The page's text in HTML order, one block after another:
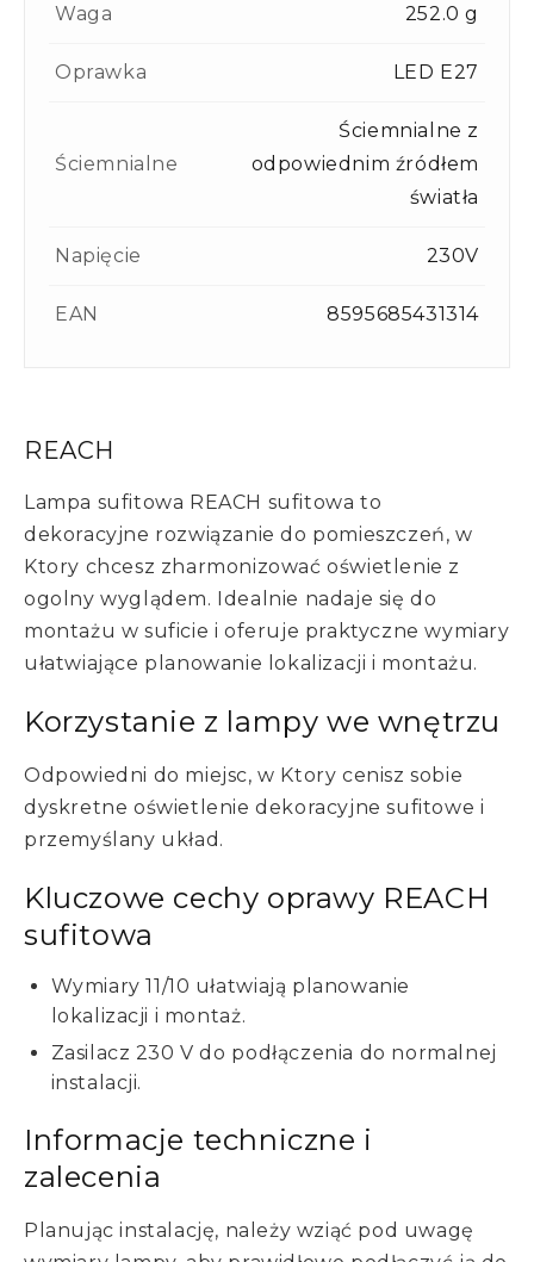
REACH
Lampa sufitowa REACH sufitowa to
dekoracyjne rozwiązanie do pomieszczeń, w
Ktory chcesz zharmonizować oświetlenie z
ogolny wyglądem. Idealnie nadaje się do
montażu w suficie i oferuje praktyczne wymiary
ułatwiające planowanie lokalizacji i montażu.
Korzystanie z lampy we wnętrzu
Odpowiedni do miejsc, w Ktory cenisz sobie
dyskretne oświetlenie dekoracyjne sufitowe i
przemyślany układ.
Kluczowe cechy oprawy REACH
sufitowa
Wymiary 11/10 ułatwiają planowanie
lokalizacji i montaż.
Zasilacz 230 V do podłączenia do normalnej
instalacji.
Informacje techniczne i
zalecenia
Planując instalację, należy wziąć pod uwagę
Waga 252.0 g
Oprawka LED E27
Ściemnialne
Ściemnialne z
odpowiednim źródłem
światła
Napięcie 230V
EAN 8595685431314